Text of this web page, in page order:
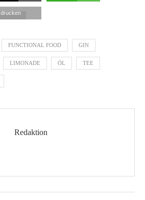
drucken
FUNCTIONAL FOOD GIN
LIMONADE ÖL TEE
Redaktion